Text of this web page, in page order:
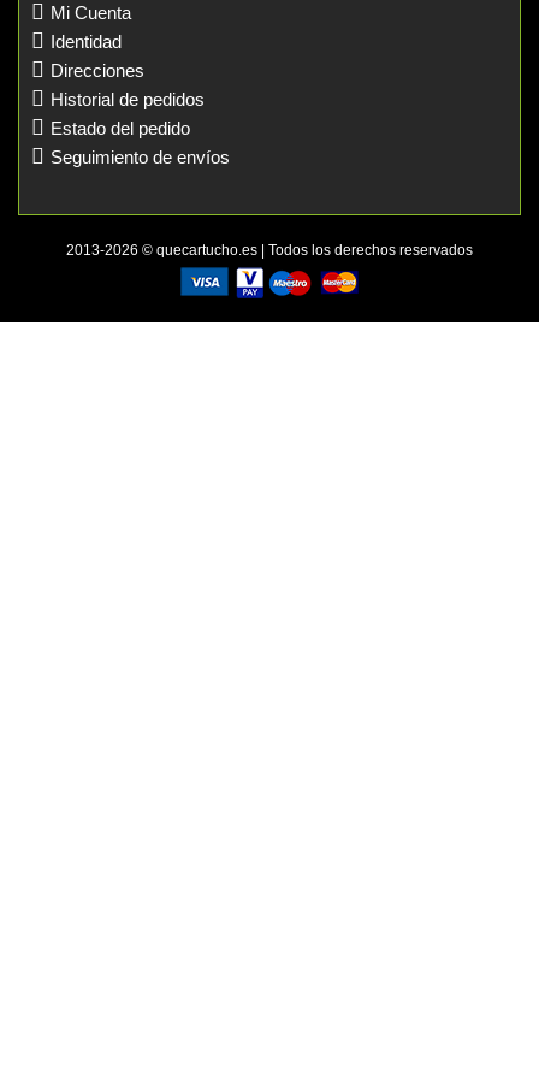
Mi Cuenta
Identidad
Direcciones
Historial de pedidos
Estado del pedido
Seguimiento de envíos
2013-2026 © quecartucho.es | Todos los derechos reservados